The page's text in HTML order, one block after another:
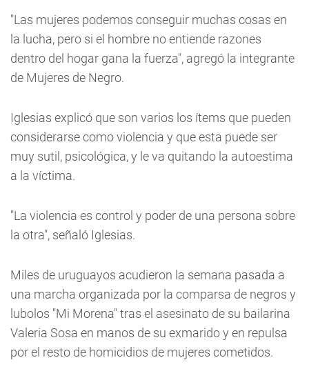
"Las mujeres podemos conseguir muchas cosas en
la lucha, pero si el hombre no entiende razones
dentro del hogar gana la fuerza", agregó la integrante
de Mujeres de Negro.
Iglesias explicó que son varios los ítems que pueden
considerarse como violencia y que esta puede ser
muy sutil, psicológica, y le va quitando la autoestima
a la víctima.
"La violencia es control y poder de una persona sobre
la otra", señaló Iglesias.
Miles de uruguayos acudieron la semana pasada a
una marcha organizada por la comparsa de negros y
lubolos "Mi Morena" tras el asesinato de su bailarina
Valeria Sosa en manos de su exmarido y en repulsa
por el resto de homicidios de mujeres cometidos.